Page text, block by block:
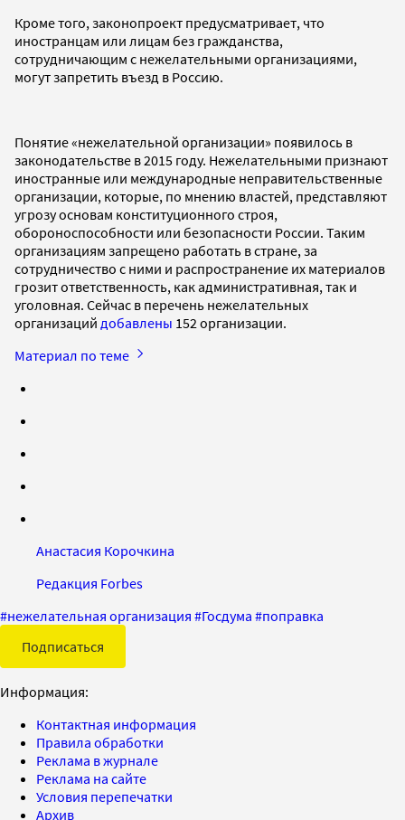
Кроме того, законопроект предусматривает, что
иностранцам или лицам без гражданства,
сотрудничающим с нежелательными организациями,
могут запретить въезд в Россию.
Понятие «нежелательной организации» появилось в
законодательстве в 2015 году. Нежелательными признают
иностранные или международные неправительственные
организации, которые, по мнению властей, представляют
угрозу основам конституционного строя,
обороноспособности или безопасности России. Таким
организациям запрещено работать в стране, за
сотрудничество с ними и распространение их материалов
грозит ответственность, как административная, так и
уголовная. Сейчас в перечень нежелательных
организаций добавлены 152 организации.
Материал по теме
Анастасия Корочкина
Редакция Forbes
#нежелательная организация #Госдума #поправка
Подписаться
Информация:
Контактная информация
Правила обработки
Реклама в журнале
Реклама на сайте
Условия перепечатки
Архив